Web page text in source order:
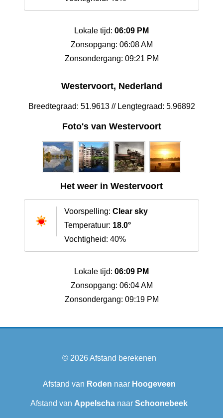
Lokale tijd: 06:09 PM
Zonsopgang: 06:08 AM
Zonsondergang: 09:21 PM
Westervoort, Nederland
Breedtegraad: 51.9613 // Lengtegraad: 5.96892
Foto's van Westervoort
Het weer in Westervoort
Voorspelling: Clear sky
Temperatuur: 18.0°
Vochtigheid: 40%
Lokale tijd: 06:09 PM
Zonsopgang: 06:04 AM
Zonsondergang: 09:19 PM
© 2026Afstand berekenen
Afstand van Roden naar Hoogeveen
Afstand van Appelscha naar Schoonebeek